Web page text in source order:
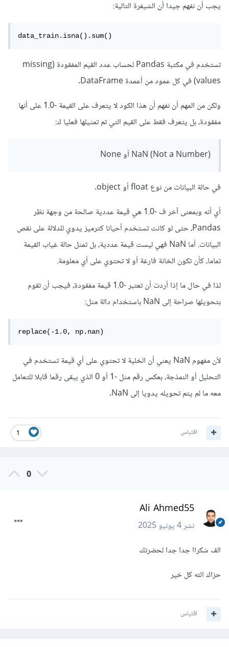
يجب أن نفهم جيدا أن الشيفرة التالية:
data_train.isna().sum()
تستخدم في مكتبة Pandas لحساب عدد القيم المفقودة (missing
values) في كل عمود من أعمدة DataFrame.
ولكن من المهم أن نفهم أن هذا الكود لا يتعرف على القيمة -1.0 على أنها
مفقودة، بل يتعرف فقط على القيم التي تم تمثيلها فعليا ك:
NaN (Not a Number) أو None
في حالة البيانات من نوع float أو object.
أي أنه وبمعنى آخر ف -1.0 هي قيمة عددية صالحة من وجهة نظر
Pandas، حتى لو كانت تستخدم أحيانا كترميز يدوي للدلالة على نقص
البيانات. أما NaN فهي ليست قيمة عددية، بل تمثل حالة غياب القيمة
تماما، كأن تكون الخانة فارغة أو لا تحتوي على أي معلومة.
لذا في حال ما إذا أردت أن تعتبر -1.0 قيمة مفقودة، فيجب أن تقوم
بتحويلها صراحة إلى NaN باستخدام دالة مثل:
replace(-1.0, np.nan)
لأن مفهوم NaN يعني أن الخلية لا تحتوي على أي قيمة تستخدم في
التحليل أو النمذجة، بعكس رقم مثل -1 أو 0 الذي يبقى رقما قابلا للتعامل
معه ما لم يتم تحويله يدويا إلى NaN.
1 اقتباس
0
Ali Ahmed55
نشر4 يونيو 2025
الف شكراا جدا جدا لحضرتك
حزاك الله كل خير
اقتباس